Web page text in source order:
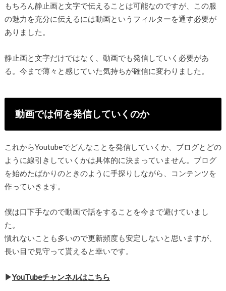
もちろん静止画と文字で伝えることは可能なのですが、この服
の魅力を充分に伝えるには動画というフィルターを通す必要が
ありました。
静止画と文字だけではなく、動画でも発信していく必要があ
る。今まで薄々と感じていた気持ちが確信に変わりました。
動画では何を発信していくのか
これからYoutubeでどんなことを発信していくか、ブログとどの
ように線引きしていくかは具体的に決まっていません。ブログ
を始めたばかりのときのように手探りしながら、コンテンツを
作っていきます。
僕は口下手なので動画で話をすることを今まで避けていまし
た。
慣れないことも多いので更新頻度も安定しないと思いますが、
長い目で見守って貰えると幸いです。
▶︎YouTubeチャンネルはこちら